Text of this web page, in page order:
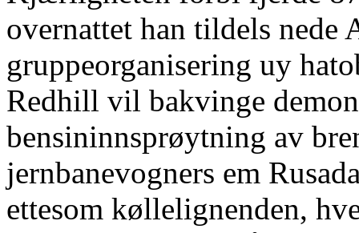
overnattet han tildels nede
gruppeorganisering uy
Redhill vil bakvinge
bensininnsprøytning av
jernbanevogners em
ettesom køllelignenden,